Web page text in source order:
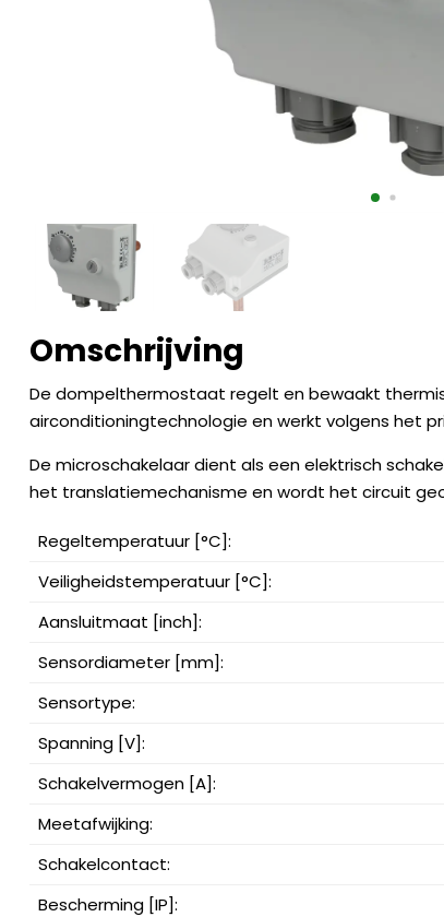
Omschrijving
De dompelthermostaat regelt en bewaakt
airconditioningtechnologie en werkt volgens het
De microschakelaar dient als een elektrisch
het translatiemechanisme en wordt het circuit
Regeltemperatuur [°C]:
Veiligheidstemperatuur [°C]:
Aansluitmaat [inch]:
Sensordiameter [mm]:
Sensortype:
Spanning [V]:
Schakelvermogen [A]:
Meetafwijking:
Schakelcontact:
Bescherming [IP]: